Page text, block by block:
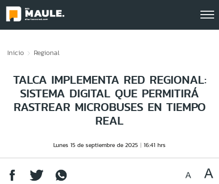
Inicio Regional
TALCA IMPLEMENTA RED REGIONAL:
SISTEMA DIGITAL QUE PERMITIRÁ
RASTREAR MICROBUSES EN TIEMPO
REAL
Lunes 15 de septiembre de 2025 16:41 hrs